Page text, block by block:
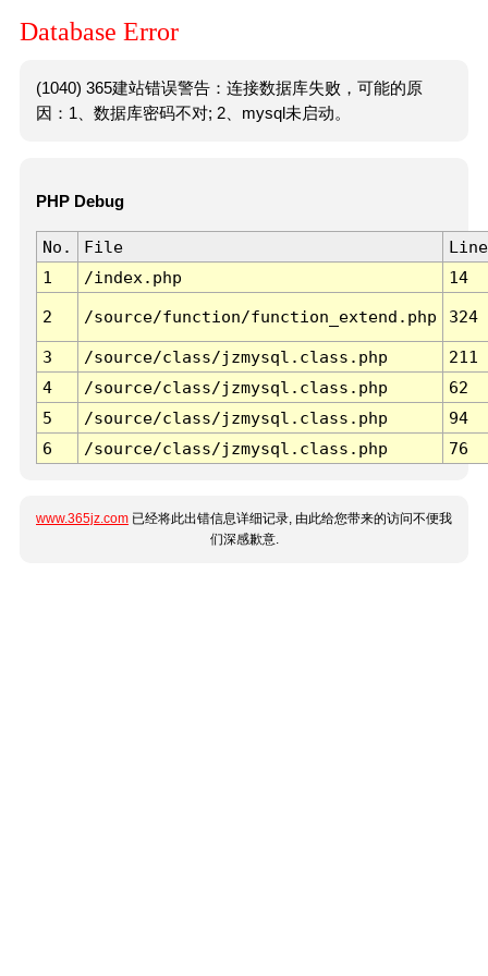
Database Error
(1040) 365建站错误警告：连接数据库失败，可能的原
因：1、数据库密码不对; 2、mysql未启动。
PHP Debug
No. File
Line
1
/index.php 14
2 /source/function/function_extend.php 324
3 /source/class/jzmysql.class.php
211
4
/source/class/jzmysql.class.php
62
5
/source/class/jzmysql.class.php
94
6
/source/class/jzmysql.class.php 76
www.365jz.com 已经将此出错信息详细记录, 由此给您带来的访问不便我
们深感歉意.